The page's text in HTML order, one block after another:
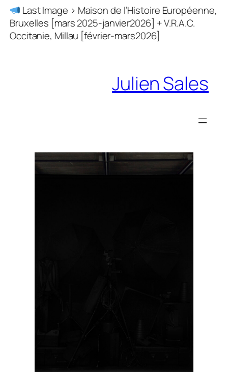
Skip
to
content
Last Image > Maison de l’Histoire Européenne,
Bruxelles [mars 2025-janvier2026] + V.R.A.C.
Occitanie, Millau [février-mars2026]
Julien Sales